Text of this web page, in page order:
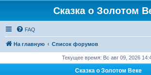
Сказка о Золотом
FAQ
На главную Список форумов
Текущее время: Вс авг 09, 2026
Сказка о Золотом Веке